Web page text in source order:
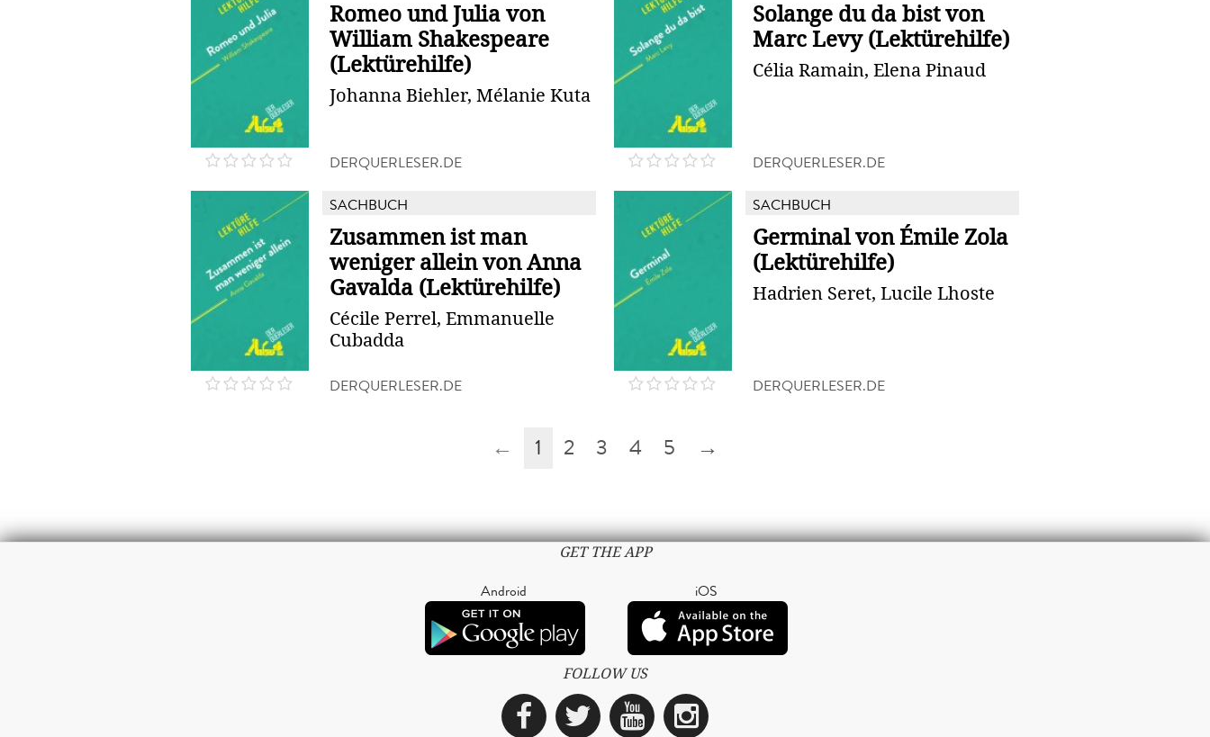
Romeo und Julia von
William Shakespeare
(Lektürehilfe)
Johanna Biehler, Mélanie Kuta
DERQUERLESER.DE
Solange du da bist von
Marc Levy (Lektürehilfe)
Célia Ramain, Elena Pinaud
DERQUERLESER.DE
SACHBUCH
Zusammen ist man
weniger allein von Anna
Gavalda (Lektürehilfe)
Cécile Perrel, Emmanuelle
Cubadda
DERQUERLESER.DE
SACHBUCH
Germinal von Émile Zola
(Lektürehilfe)
Hadrien Seret, Lucile Lhoste
DERQUERLESER.DE
← 1 2 3 4 5 →
GET THE APP
Android iOS
FOLLOW US
Facebook
TwitterYouTubeInstagram